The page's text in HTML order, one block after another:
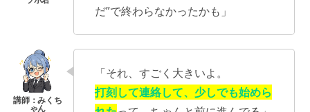
だ”で終わらなかったかも」
「それ、すごく大きいよ。
打刻して連絡して、少しでも始めら